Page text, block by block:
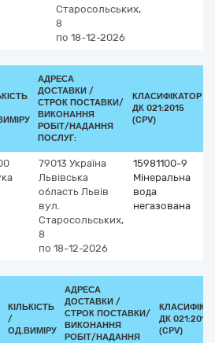
Старосольських,
8
по 18-12-2026
АДРЕСА
ДОСТАВКИ /
СТРОК ПОСТАВКИ/
ВИКОНАННЯ
РОБІТ/НАДАННЯ
ПОСЛУГ:
КЛАСИФІКАТОР
ДК 021:2015
(CPV)
79013 Україна
Львівська
область Львів
вул.
Старосольських,
8
по 18-12-2026
15981100-9
Мінеральна
вода
негазована
КІЛЬКІСТЬ
/
ОД.ВИМІРУ
АДРЕСА
ДОСТАВКИ /
СТРОК ПОСТАВКИ/
ВИКОНАННЯ
РОБІТ/НАДАННЯ
ДК 021:2015
(CPV)